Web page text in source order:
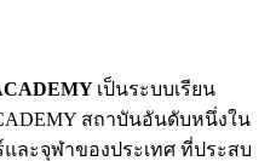
เป็นระบบเรียน
สถาบันอันดับหนึ่งใน
ละจุฬาของประเทศ ที่ประสบ